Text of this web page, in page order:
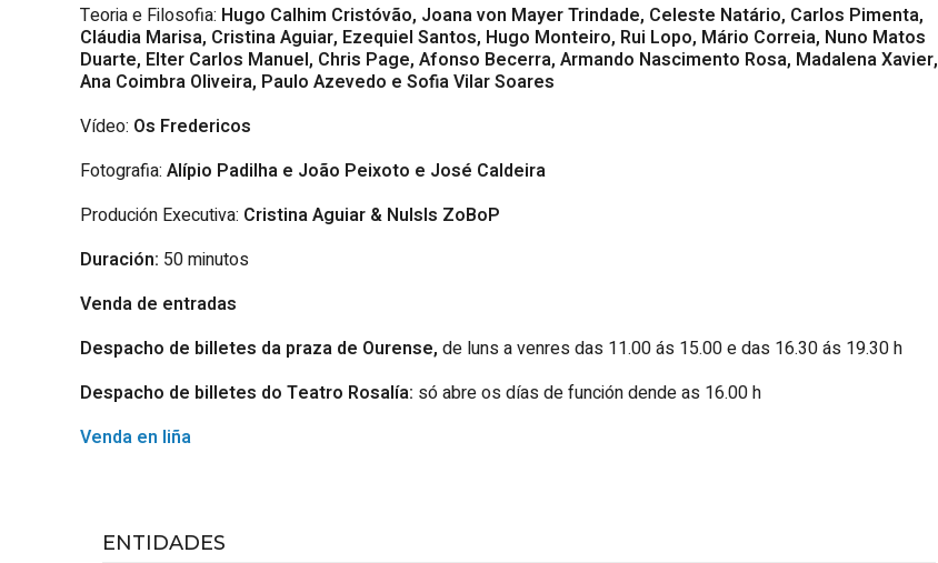
Teoria e Filosofia: Hugo Calhim Cristóvão, Joana von Mayer Trindade, Celeste Natário, Carlos Pimenta,
Cláudia Marisa, Cristina Aguiar, Ezequiel Santos, Hugo Monteiro, Rui Lopo, Mário Correia, Nuno Matos
Duarte, Elter Carlos Manuel, Chris Page, Afonso Becerra, Armando Nascimento Rosa, Madalena Xavier,
Ana Coimbra Oliveira, Paulo Azevedo e Sofia Vilar Soares
Vídeo: Os Fredericos
Fotografia: Alípio Padilha e João Peixoto e José Caldeira
Produción Executiva: Cristina Aguiar & NuIsIs ZoBoP
Duración: 50 minutos
Venda de entradas
Despacho de billetes da praza de Ourense, de luns a venres das 11.00 ás 15.00 e das 16.30 ás 19.30 h
Despacho de billetes do Teatro Rosalía: só abre os días de función dende as 16.00 h
Venda en liña
ENTIDADES